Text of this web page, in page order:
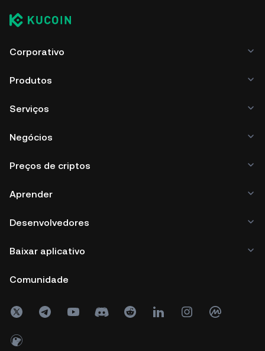
Corporativo
Produtos
Serviços
Negócios
Preços de criptos
Aprender
Desenvolvedores
Baixar aplicativo
Comunidade